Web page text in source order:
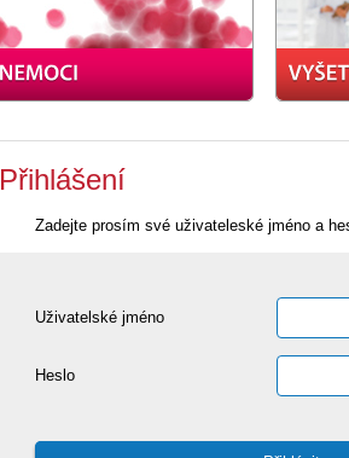
Přihlášení
Zadejte prosím své uživateleské jméno a
Uživatelské jméno
Heslo